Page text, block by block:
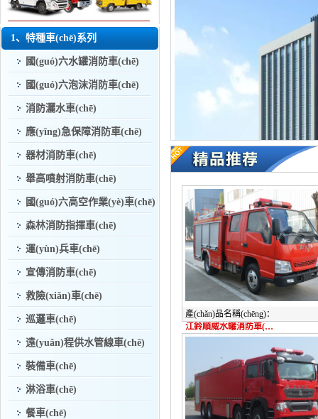
1、特種車(chē)系列
國(guó)六水罐消防車(chē)
國(guó)六泡沫消防車(chē)
消防灑水車(chē)
應(yīng)急保障消防車(chē)
器材消防車(chē)
舉高噴射消防車(chē)
國(guó)六高空作業(yè)車(chē)
森林消防指揮車(chē)
運(yùn)兵車(chē)
宣傳消防車(chē)
救險(xiǎn)車(chē)
巡邏車(chē)
遠(yuǎn)程供水管線車(chē)
裝備車(chē)
淋浴車(chē)
餐車(chē)
(chē)，灑水車(chē)、垃圾車
(shù)百品種，車(chē)型已全部
(guò)CCC認(rèn)證，產(chǎn)
日爾、印尼、沙特、肯尼亞、
(shù)十個(gè)**和地區(qū)。
產(chǎn)品名稱(chēng)：
江鈴順威水罐消防車(chē)|藍(lán)牌消防車(chē)